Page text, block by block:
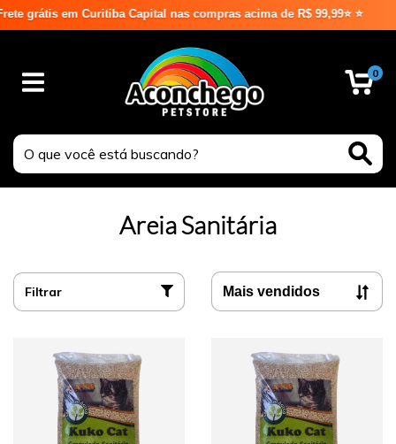
nas compras acima de R$ 99,99⭐ ⭐
0
Areia Sanitária
Filtrar